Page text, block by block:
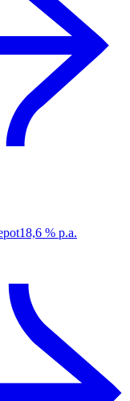
18,6 % p.a.